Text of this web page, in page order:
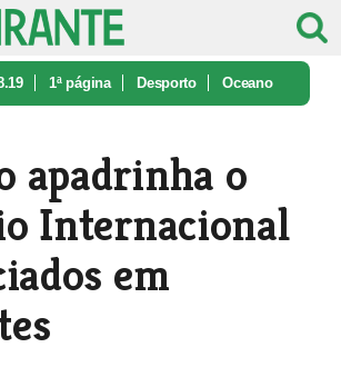
1ª página Desporto Oceano
apadrinha o
Internacional
em